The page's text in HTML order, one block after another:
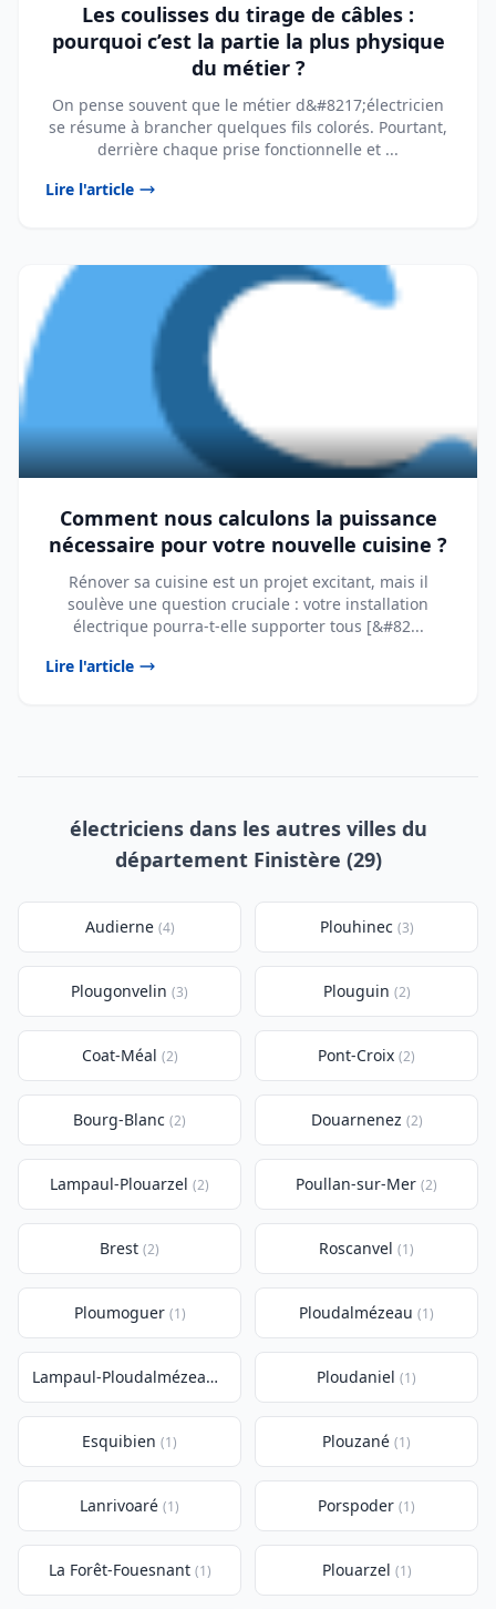
Les coulisses du tirage de câbles :
pourquoi c’est la partie la plus physique
du métier ?
On pense souvent que le métier d&#8217;électricien
se résume à brancher quelques fils colorés. Pourtant,
derrière chaque prise fonctionnelle et ...
Lire l'article
Comment nous calculons la puissance
nécessaire pour votre nouvelle cuisine ?
Rénover sa cuisine est un projet excitant, mais il
soulève une question cruciale : votre installation
électrique pourra-t-elle supporter tous [&#82...
Lire l'article
électriciens dans les autres villes du
département Finistère (29)
Audierne (4) Plouhinec (3)
Plougonvelin (3) Plouguin (2)
Coat-Méal (2) Pont-Croix (2)
Bourg-Blanc (2) Douarnenez (2)
Lampaul-Plouarzel (2) Poullan-sur-Mer (2)
Brest (2) Roscanvel (1)
Ploumoguer (1) Ploudalmézeau (1)
Lampaul-Ploudalmézeau Ploudaniel (1)
Esquibien (1) Plouzané (1)
Lanrivoaré (1) Porspoder (1)
La Forêt-Fouesnant (1) Plouarzel (1)